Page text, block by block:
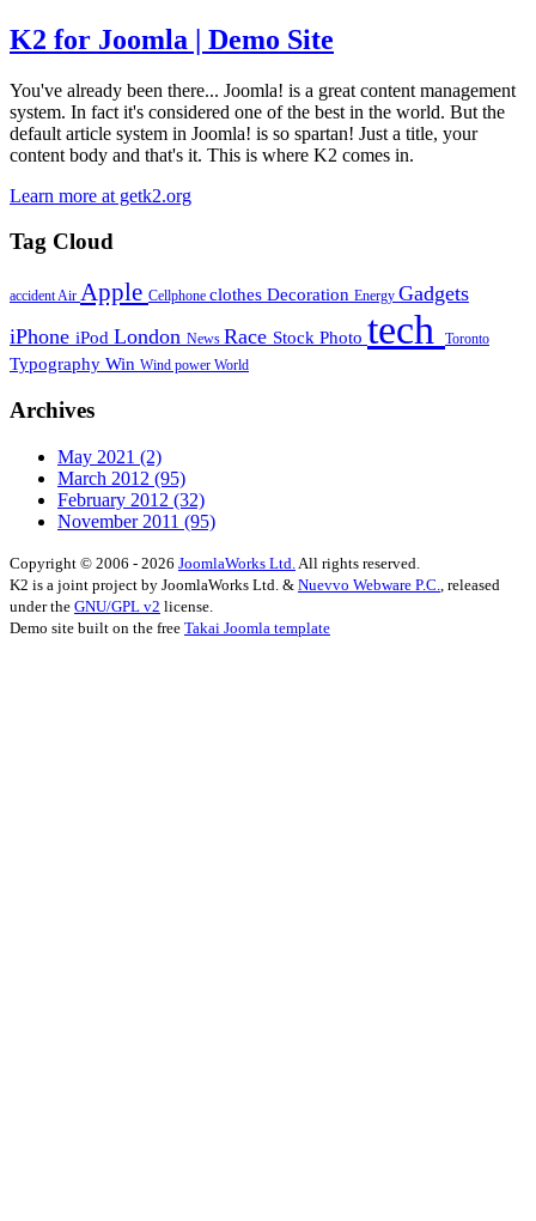
K2 for Joomla | Demo Site
You've already been there... Joomla! is a great content management
system. In fact it's considered one of the best in the world. But the
default article system in Joomla! is so spartan! Just a title, your
content body and that's it. This is where K2 comes in.
Learn more at getk2.org
Tag Cloud
accidentAir Apple Cellphone clothes Decoration Energy Gadgets
iPhone iPod London News Race Stock Photo tech Toronto
Typography Win Wind power World
Archives
May 2021 (2)
March 2012 (95)
February 2012 (32)
November 2011 (95)
Copyright © 2006 - 2026 JoomlaWorks Ltd. All rights reserved.
K2 is a joint project by JoomlaWorks Ltd. & Nuevvo Webware P.C.
, released
under the GNU/GPL v2 license.
Demo site built on the free Takai Joomla template